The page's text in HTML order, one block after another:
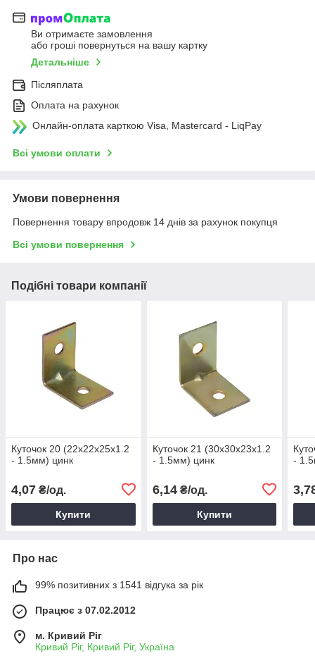
Ви отримаєте замовлення
або гроші повернуться на вашу картку
Детальніше
Післяплата
Оплата на рахунок
Онлайн-оплата карткою Visa, Mastercard - LiqPay
Всі умови оплати
Умови повернення
Повернення товару впродовж 14 днів за рахунок покупця
Всі умови повернення
Подібні товари компанії
Куточок 20 (22х22х25х1.2
- 1.5мм) цинк
4,07 ₴/од.
Купити
Куточок 21 (30х30х23х1.2
- 1.5мм) цинк
6,14₴/од.
Купити
-
Про нас
99% позитивних з 1541 відгука за рік
Працює з 07.02.2012
м. Кривий Ріг
Кривий Ріг, Кривий Ріг, Україна